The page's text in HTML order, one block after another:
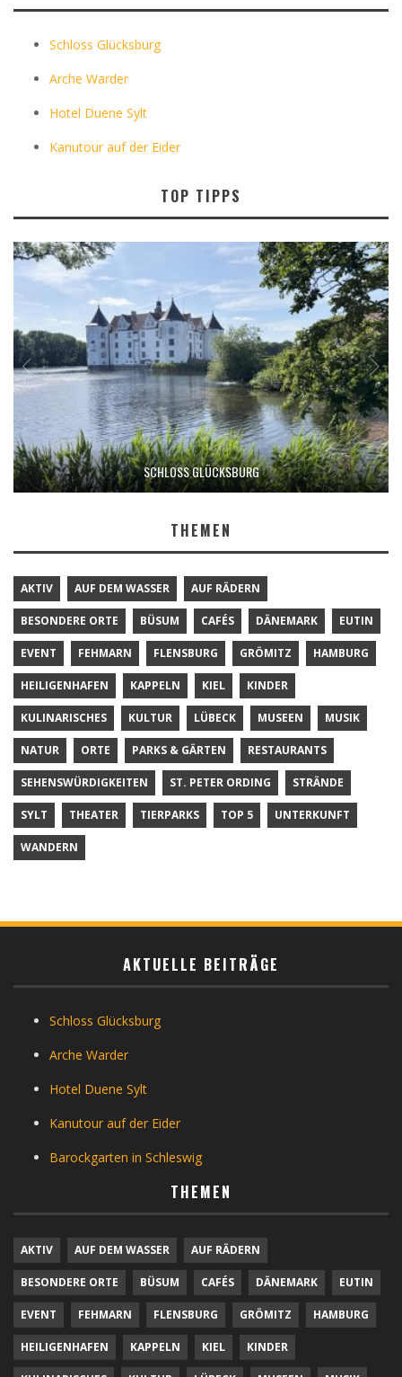
Schloss Glücksburg
Arche Warder
Hotel Duene Sylt
Kanutour auf der Eider
TOP TIPPS
SCHLOSS GLÜCKSBURG
THEMEN
AKTIV AUF DEM WASSER AUF RÄDERN
BESONDERE ORTE BÜSUM CAFÉS DÄNEMARK EUTIN
EVENT FEHMARN FLENSBURG GRÖMITZ HAMBURG
HEILIGENHAFEN KAPPELN KIEL KINDER
KULINARISCHES KULTUR LÜBECK MUSEEN MUSIK
NATUR ORTE PARKS & GÄRTEN RESTAURANTS
SEHENSWÜRDIGKEITEN ST. PETER ORDING STRÄNDE
SYLT THEATER TIERPARKS TOP 5 UNTERKUNFT
WANDERN
AKTUELLE BEITRÄGE
Schloss Glücksburg
Arche Warder
Hotel Duene Sylt
Kanutour auf der Eider
Barockgarten in Schleswig
THEMEN
AKTIV AUF DEM WASSER AUF RÄDERN
BESONDERE ORTE BÜSUM CAFÉS DÄNEMARK EUTIN
EVENT FEHMARN FLENSBURG GRÖMITZ HAMBURG
HEILIGENHAFEN KAPPELN KIEL KINDER